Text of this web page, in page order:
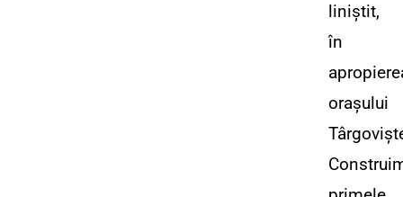
liniștit,
în
orașului